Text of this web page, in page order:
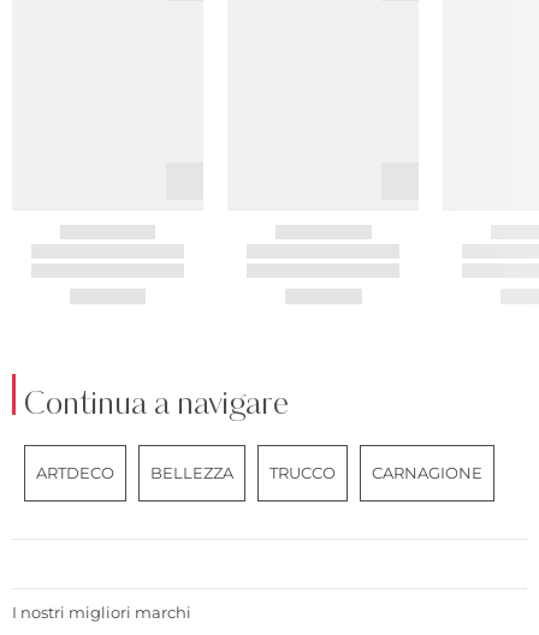
Continua a navigare
ARTDECO BELLEZZA TRUCCO CARNAGIONE
I nostri migliori marchi